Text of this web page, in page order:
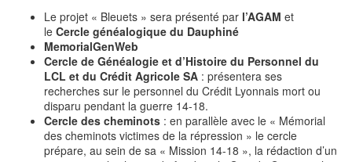
Le projet « Bleuets » sera présenté par l’AGAM et
le Cercle généalogique du Dauphiné
MemorialGenWeb
Cercle de Généalogie et d’Histoire du Personnel du
LCL et du Crédit Agricole SA : présentera ses
recherches sur le personnel du Crédit Lyonnais mort ou
disparu pendant la guerre 14-18.
Cercle des cheminots : en parallèle avec le « Mémorial
des cheminots victimes de la répression » le cercle
prépare, au sein de sa « Mission 14-18 », la rédaction d’un